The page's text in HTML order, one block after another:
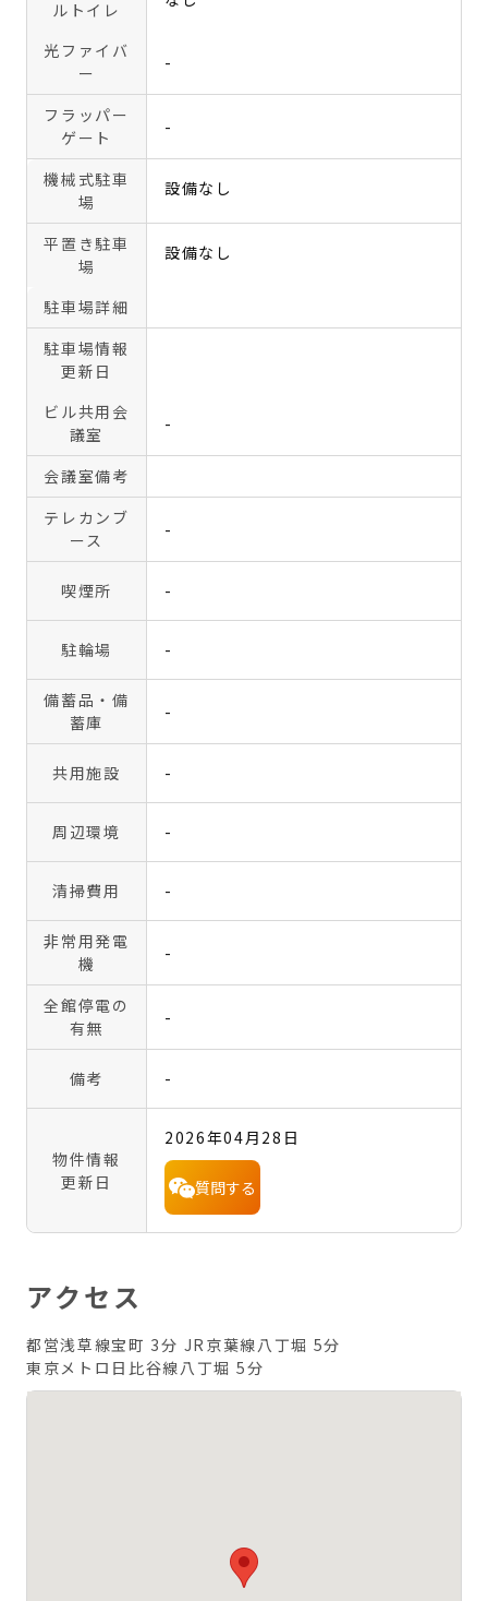
ルトイレ
光ファイバ
ー
-
フラッパー
ゲート
-
機械式駐車
場
設備なし
平置き駐車
場
設備なし
駐車場詳細
駐車場情報
更新日
ビル共用会
議室
-
会議室備考
テレカンブ
ース
-
喫煙所 -
駐輪場 -
備蓄品・備
蓄庫
-
共用施設 -
周辺環境 -
清掃費用 -
非常用発電
機
-
全館停電の
有無
-
備考 -
物件情報
更新日
2026年04月28日
質問する
アクセス
都営浅草線宝町 3分 JR京葉線八丁堀 5分
東京メトロ日比谷線八丁堀 5分